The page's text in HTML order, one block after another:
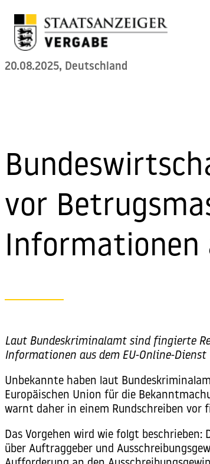
20.08.2025, Deutschland
vor
Informationen
Laut Bundeskriminalamt sind fingierte
Informationen aus dem EU-Online-Dienst
Unbekannte haben laut
Europäischen Union für die
warnt daher in einem Rundschreiben vor
Das Vorgehen wird wie folgt
über Auftraggeber und